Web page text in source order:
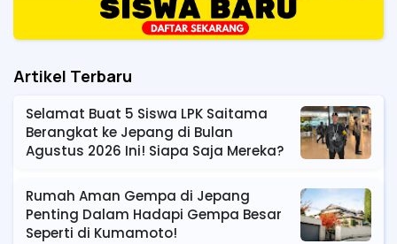
Artikel Terbaru
Selamat Buat 5 Siswa LPK Saitama
Berangkat ke Jepang di Bulan
Agustus 2026 Ini! Siapa Saja Mereka?
Rumah Aman Gempa di Jepang
Penting Dalam Hadapi Gempa Besar
Seperti di Kumamoto!